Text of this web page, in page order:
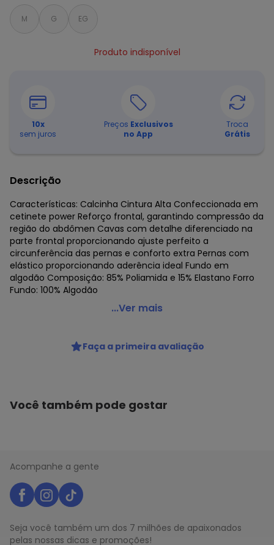
M G EG
Produto indisponível
10x
sem juros
Preços Exclusivos
no App
Troca
Grátis
Descrição
Características: Calcinha Cintura Alta Confeccionada em
cetinete power Reforço frontal, garantindo compressão da
região do abdômen Cavas com detalhe diferenciado na
parte frontal proporcionando ajuste perfeito a
circunferência das pernas e conforto extra Pernas com
elástico proporcionando aderência ideal Fundo em
algodão Composição: 85% Poliamida e 15% Elastano Forro
Fundo: 100% Algodão
Duloren - Calcinha Alta Duloren 114195
Colecao : ELEGANCE
...Ver mais
Faça a primeira avaliação
Você também pode gostar
Acompanhe a gente
Seja você também um dos 7 milhões de apaixonados
pelas nossas dicas e promoções!